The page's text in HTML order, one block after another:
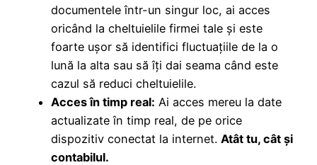
documentele într-un singur loc, ai acces
oricând la cheltuielile firmei tale și este
foarte ușor să identifici fluctuațiile de la o
lună la alta sau să îți dai seama când este
cazul să reduci cheltuielile.
Acces în timp real: Ai acces mereu la date
actualizate în timp real, de pe orice
dispozitiv conectat la internet. Atât tu, cât și
contabilul.